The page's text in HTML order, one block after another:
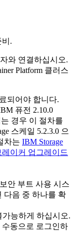
.
와 연결하십시오.
Platform 클러스
되어야 합니다.
퓨전 2.10.0
경우 이 절차를
스케일 5.2.3.0 으
차는 IBM Storage
레이커 업그레이드
안 부트 사용 시스
다음 중 하나를 확
능하게 하십시오.
수동으로 로그인하